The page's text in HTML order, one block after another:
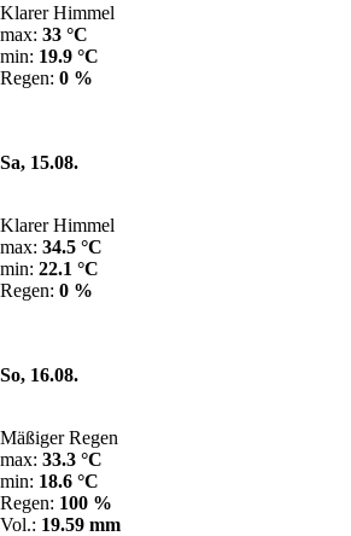
Klarer Himmel
max: 33 °C
min: 19.9 °C
Regen: 0 %
Sa, 15.08.
Klarer Himmel
max: 34.5 °C
min: 22.1 °C
Regen: 0 %
So, 16.08.
Mäßiger Regen
max: 33.3 °C
min: 18.6 °C
Regen: 100 %
Vol.: 19.59 mm